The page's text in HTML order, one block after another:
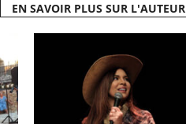
EN SAVOIR PLUS SUR L'AUTEUR